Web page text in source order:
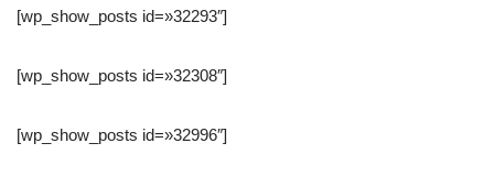
[wp_show_posts id=»32293″]
[wp_show_posts id=»32308″]
[wp_show_posts id=»32996″]